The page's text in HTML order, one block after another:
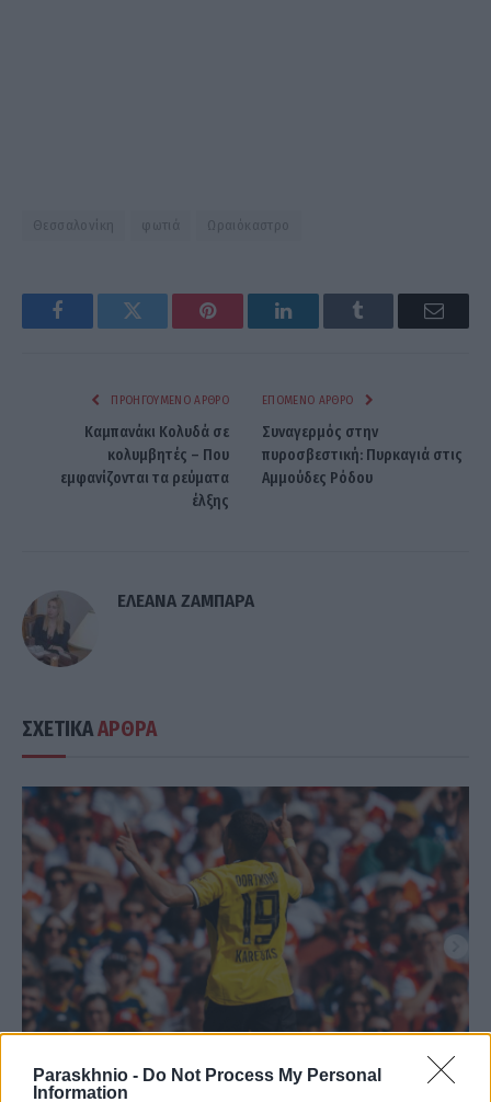
Paraskhnio - Do Not Process My Personal
Information
Θεσσαλονίκη φωτιά Ωραιόκαστρο
FacebookTwitter Pinterest LinkedInTumblr Email
ΠΡΟΗΓΟΎΜΕΝΟ ΆΡΘΡΟ
Καμπανάκι Κολυδά σε
κολυμβητές – Που
εμφανίζονται τα ρεύματα
έλξης
ΕΠΌΜΕΝΟ ΆΡΘΡΟ
Συναγερμός στην
πυροσβεστική: Πυρκαγιά στις
Αμμούδες Ρόδου
ΕΛΕΑΝΑ ΖΑΜΠΑΡΑ
ΣΧΕΤΙΚΑΑΡΘΡΑ